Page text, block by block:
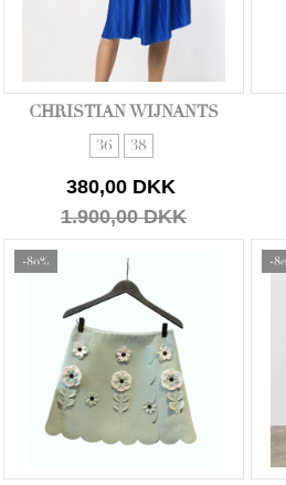
CHRISTIAN WIJNANTS
36 38
380,00 DKK
1.900,00 DKK
-80% -